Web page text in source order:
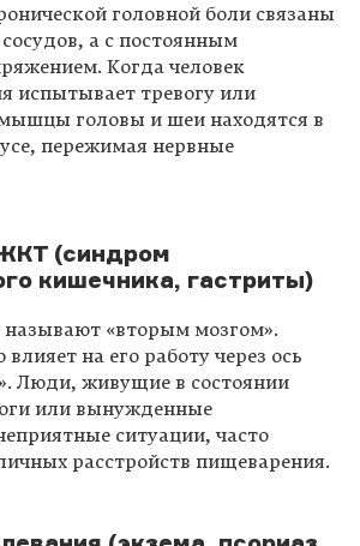
головной боли связаны
а с постоянным
Когда человек
испытывает тревогу или
головы и шеи находятся в
пережимая нервные
(синдром
кишечника, гастриты)
«вторым мозгом».
на его работу через ось
Люди, живущие в состоянии
или вынужденные
ситуации, часто
расстройств пищеварения.